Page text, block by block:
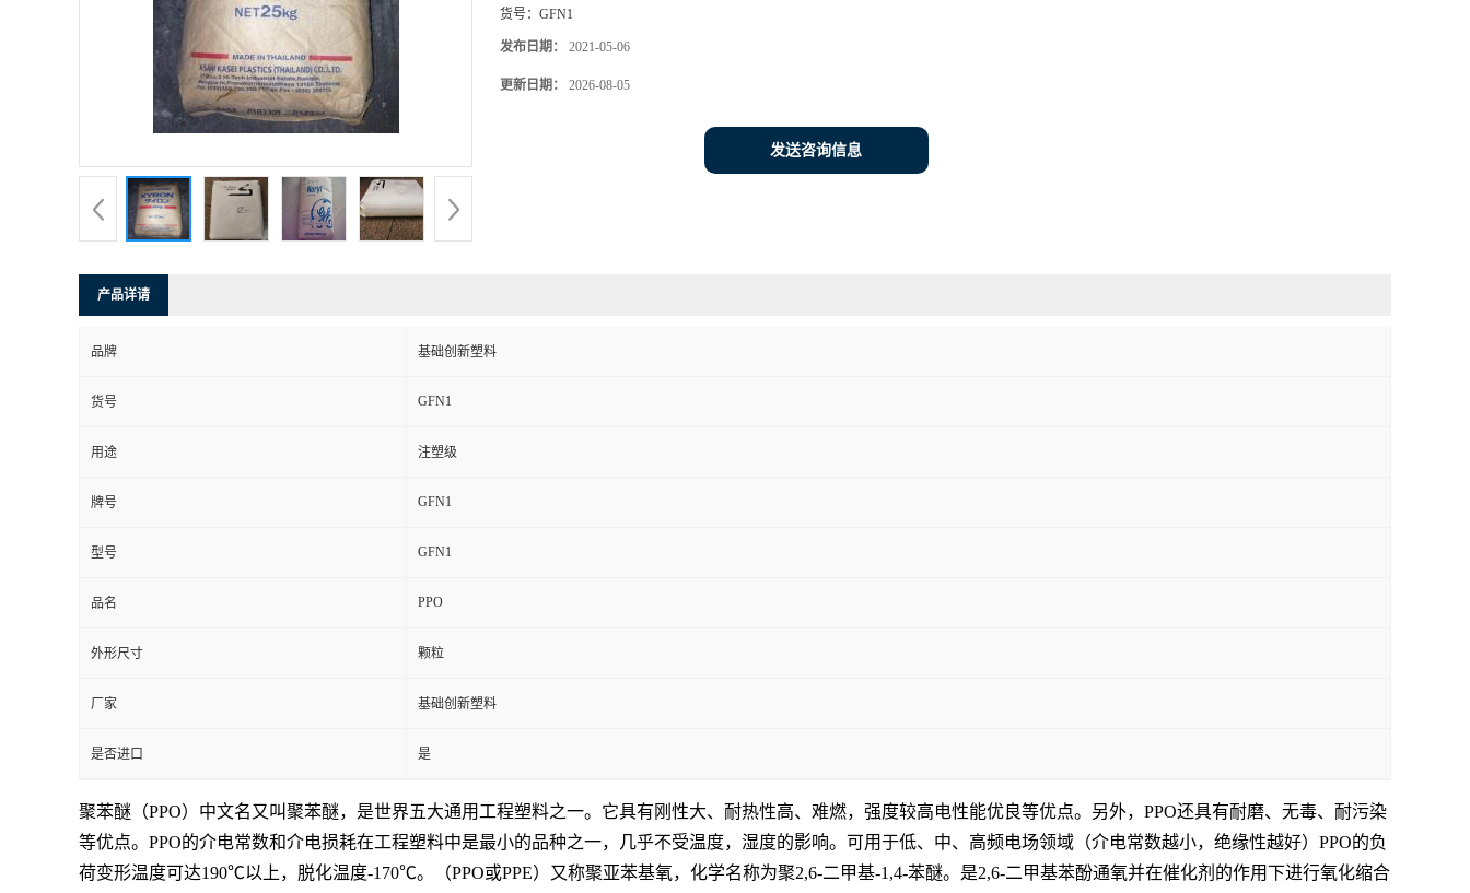
货号： GFN1
发布日期： 2021-05-06
更新日期： 2026-08-05
发送咨询信息
产品详请
品牌 基础创新塑料
货号 GFN1
用途 注塑级
牌号 GFN1
型号 GFN1
品名 PPO
外形尺寸 颗粒
厂家 基础创新塑料
是否进口 是
聚苯醚（PPO）中文名又叫聚苯醚，是世界五大通用工程塑料之一。它具有刚性大、耐热性高、难燃，强度较高电性能优良等优点。另外，PPO还具有耐磨、无毒、耐污染
等优点。PPO的介电常数和介电损耗在工程塑料中是最小的品种之一，几乎不受温度，湿度的影响。可用于低、中、高频电场领域（介电常数越小，绝缘性越好）PPO的负
荷变形温度可达190℃以上，脱化温度-170℃。（PPO或PPE）又称聚亚苯基氧，化学名称为聚2,6-二甲基-1,4-苯醚。是2,6-二甲基苯酚通氧并在催化剂的作用下进行氧化缩合